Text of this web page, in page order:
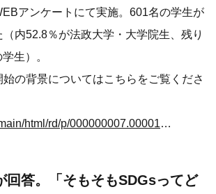
アンケートにて実施。601名の学生が
内52.8％が法政大学・大学院生、残り
生）。
の背景についてはこちらをご覧くださ
https://prtimes.jp/main/html/rd/p/000000007.000017739.html
回答。「そもそもSDGsってど